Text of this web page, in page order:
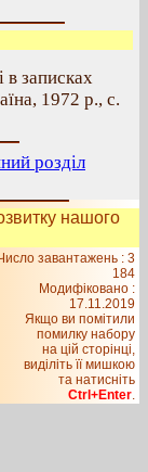
в записках
1972 р., с.
розділ
нашого
завантажень : 3
184
Модифіковано :
17.11.2019
Якщо ви помітили
помилку набору
на цiй сторiнцi,
видiлiть її мишкою
та натисніть
Ctrl+Enter.